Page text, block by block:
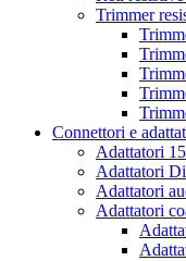
Trimmer
Connettori e
Adattatori
Adattatori
Adattatori
Adattatori